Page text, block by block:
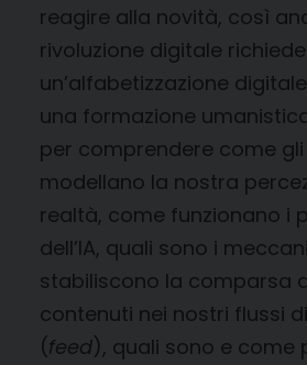
reagire alla novità, così
rivoluzione digitale richiede
un’alfabetizzazione
una formazione
per comprendere come
modellano la nostra
realtà, come funzionano i
dell’IA, quali sono i
stabiliscono la comparsa
contenuti nei nostri flussi
(feed), quali sono e come